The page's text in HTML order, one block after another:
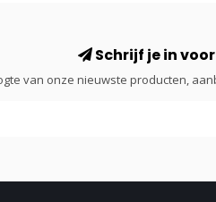
Schrijf je in
van onze nieuwste producten,